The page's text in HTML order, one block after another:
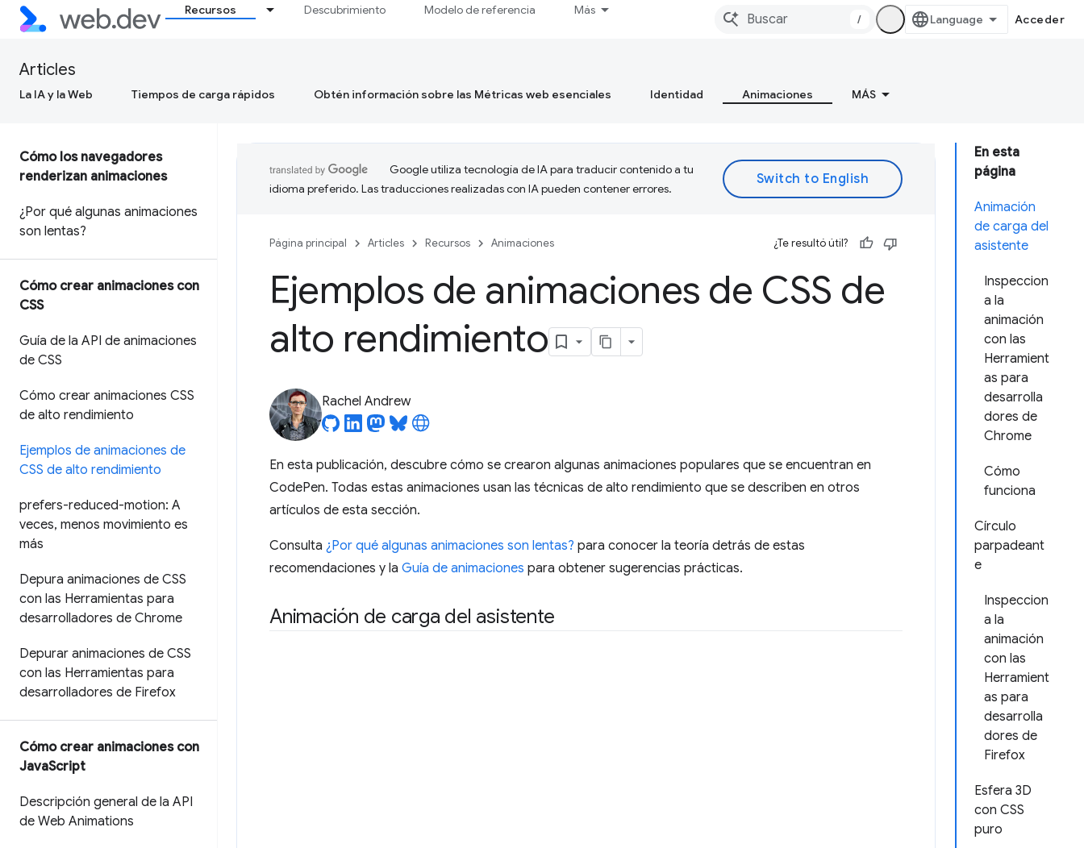
Recursos Descubrimiento Modelo de referencia Más
/ Acceder
Articles
La IA y la Web Tiempos de carga rápidos Obtén información sobre las Métricas web esenciales Identidad Animaciones MÁS
Cómo los navegadores
renderizan animaciones
¿Por qué algunas animaciones
son lentas?
Cómo crear animaciones con
CSS
Guía de la API de animaciones
de CSS
Cómo crear animaciones CSS
de alto rendimiento
Ejemplos de animaciones de
CSS de alto rendimiento
prefers-reduced-motion: A
veces, menos movimiento es
más
Depura animaciones de CSS
con las Herramientas para
desarrolladores de Chrome
Depurar animaciones de CSS
con las Herramientas para
desarrolladores de Firefox
Cómo crear animaciones con
JavaScript
Descripción general de la API
de Web Animations
En esta
página
Animación
de carga del
asistente
Inspeccion
a la
animación
con las
Herramient
as para
desarrolla
dores de
Chrome
Cómo
funciona
Círculo
parpadeant
e
Inspeccion
a la
animación
con las
Herramient
as para
desarrolla
dores de
Firefox
Esfera 3D
con CSS
puro
Google utiliza tecnología de IA para traducir contenido a tu
idioma preferido. Las traducciones realizadas con IA pueden contener errores.
Página principal Articles Recursos Animaciones ¿Te resultó útil?
Ejemplos de animaciones de CSS de
alto rendimiento
Rachel Andrew
En esta publicación, descubre cómo se crearon algunas animaciones populares que se encuentran en
CodePen. Todas estas animaciones usan las técnicas de alto rendimiento que se describen en otros
artículos de esta sección.
Consulta ¿Por qué algunas animaciones son lentas? para conocer la teoría detrás de estas
recomendaciones y la Guía de animaciones para obtener sugerencias prácticas.
Animación de carga del asistente